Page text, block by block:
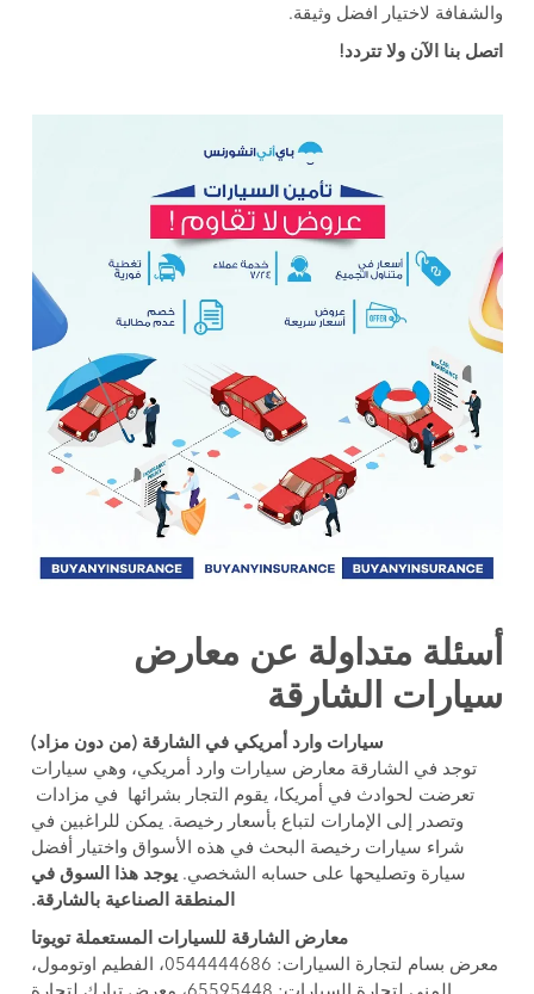
والشفافة لاختيار افضل وثيقة.
اتصل بنا الآن ولا تتردد!
أسئلة متداولة عن معارض
سيارات الشارقة
سيارات وارد أمريكي في الشارقة (من دون مزاد)
توجد في الشارقة معارض سيارات وارد أمريكي، وهي سيارات
تعرضت لحوادث في أمريكا، يقوم التجار بشرائها في مزادات
وتصدر إلى الإمارات لتباع بأسعار رخيصة. يمكن للراغبين في
شراء سيارات رخيصة البحث في هذه الأسواق واختيار أفضل
سيارة وتصليحها على حسابه الشخصي.يوجد هذا السوق في
المنطقة الصناعية بالشارقة.
معارض الشارقة للسيارات المستعملة تويوتا
معرض بسام لتجارة السيارات: 0544444686، الفطيم اوتومول،